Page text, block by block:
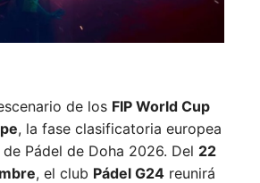
de los FIP World Cup
, la fase clasificatoria europea
Pádel de Doha 2026. Del 22
, el club Pádel G24 reunirá